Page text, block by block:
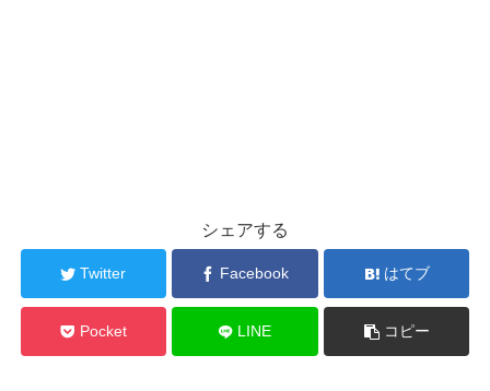
シェアする
Twitter Facebook はてブ
Pocket LINE コピー